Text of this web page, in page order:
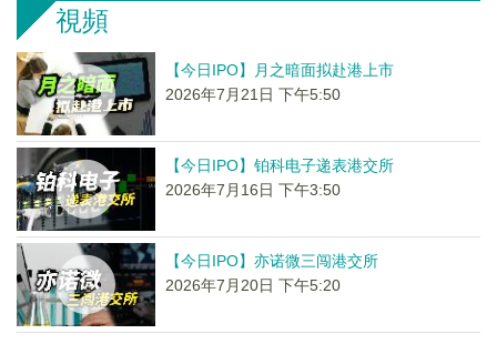
視頻
【今日IPO】月之暗面拟赴港上市
2026年7月21日 下午5:50
【今日IPO】铂科电子递表港交所
2026年7月16日 下午3:50
【今日IPO】亦诺微三闯港交所
2026年7月20日 下午5:20